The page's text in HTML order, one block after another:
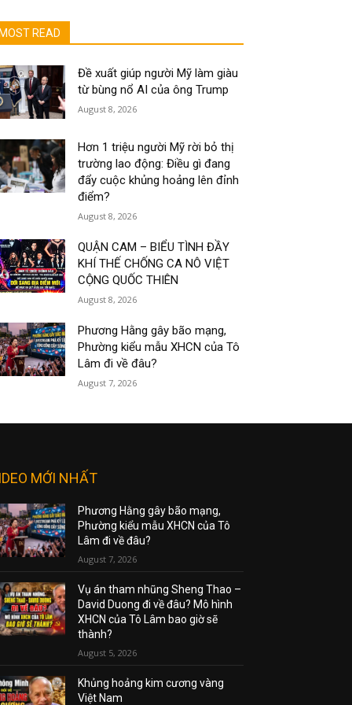
MOST READ
Đề xuất giúp người Mỹ làm giàu
từ bùng nổ AI của ông Trump
August 8, 2026
Hơn 1 triệu người Mỹ rời bỏ thị
trường lao động: Điều gì đang
đẩy cuộc khủng hoảng lên đỉnh
điểm?
August 8, 2026
QUẬN CAM – BIỂU TÌNH ĐẦY
KHÍ THẾ CHỐNG CA NÔ VIỆT
CỘNG QUỐC THIÊN
August 8, 2026
Phương Hằng gây bão mạng,
Phường kiểu mẫu XHCN của Tô
Lâm đi về đâu?
August 7, 2026
MỚI NHẤT
Phương Hằng gây bão mạng,
Phường kiểu mẫu XHCN của Tô
Lâm đi về đâu?
August 7, 2026
Vụ án tham nhũng Sheng Thao –
David Duong đi về đâu? Mô hình
XHCN của Tô Lâm bao giờ sẽ
thành?
August 5, 2026
Khủng hoảng kim cương vàng
Việt Nam